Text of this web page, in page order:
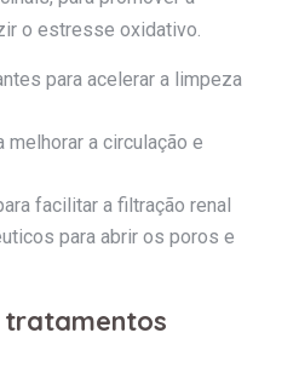
o estresse oxidativo.
para acelerar a limpeza
a circulação e
facilitar a filtração renal
para abrir os poros e
tratamentos